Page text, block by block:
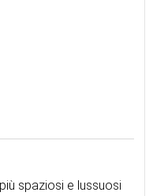
spaziosi e lussuosi